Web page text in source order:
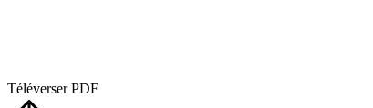
Téléverser PDF